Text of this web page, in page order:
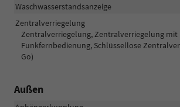
Waschwasserstandsanzeige
Zentralverriegelung
Zentralverriegelung, Zentralverriegelung mit
Funkfernbedienung, Schlüssellose
Go)
Außen